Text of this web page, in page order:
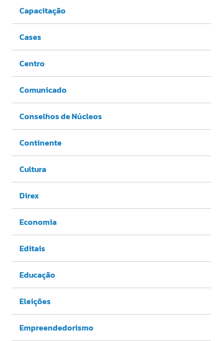
Capacitação
Cases
Centro
Comunicado
Conselhos de Núcleos
Continente
Cultura
Direx
Economia
Editais
Educação
Eleições
Empreendedorismo